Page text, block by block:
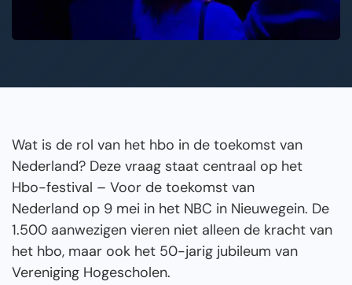
Wat is de rol van het hbo in de toekomst van
Nederland? Deze vraag staat centraal op het
Hbo-festival – Voor de toekomst van
Nederland op 9 mei in het NBC in Nieuwegein. De
1.500 aanwezigen vieren niet alleen de kracht van
het hbo, maar ook het 50-jarig jubileum van
Vereniging Hogescholen.